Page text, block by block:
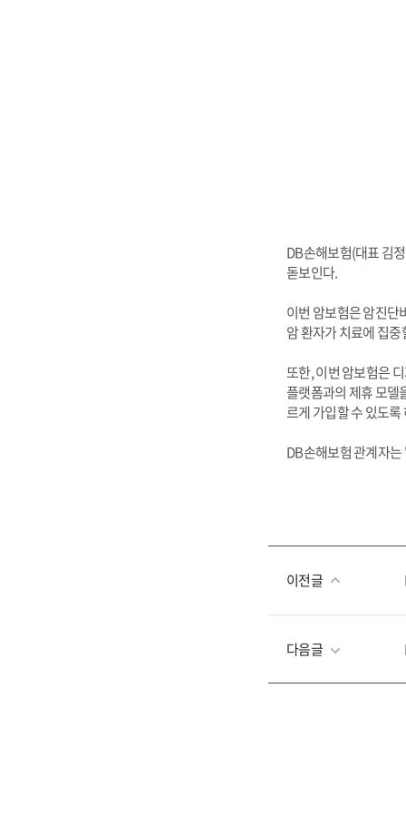
DB손해보험(대표 김
돋보인다.
이번 암보험은 암진단
암 환자가 치료에 집
또한, 이번 암보험은
플랫폼과의 제휴 모델
르게 가입할 수 있도
DB손해보험 관계자
이전글
다음글